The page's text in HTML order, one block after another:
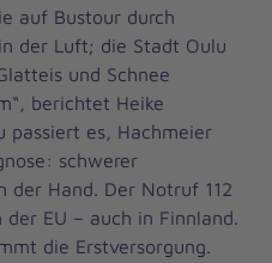
auf Bustour durch
der Luft; die Stadt Oulu
und Schnee
berichtet Heike
passiert es, Hachmeier
schwerer
der Hand. Der Notruf 112
EU – auch in Finnland.
die Erstversorgung.